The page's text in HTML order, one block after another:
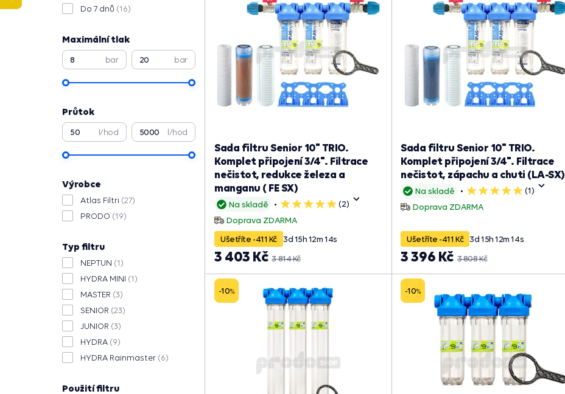
Do 7 dnů (16)
Maximální tlak
bar bar
Průtok
l/hod l/hod
Výrobce
Atlas Filtri (27)
PRODO (19)
Typ filtru
NEPTUN (1)
HYDRA MINI (1)
MASTER (3)
SENIOR (23)
JUNIOR (3)
HYDRA (9)
HYDRA Rainmaster (6)
Použití filtru
Na skladě
5
hvězdiček
(2)
Doprava ZDARMA
Sada filtru Senior 10" TRIO.
Komplet připojení 3/4". Filtrace
nečistot, redukce železa a
manganu ( FE SX)
Ušetříte -411 Kč 3d15h12m13s
3 814 Kč
3 403 Kč
Na skladě
5
hvězdiček
(1)
Doprava ZDARMA
Sada filtru Senior 10" TRIO.
Komplet připojení 3/4". Filtrace
nečistot, zápachu a chuti (LA-SX)
Ušetříte -411 Kč 3d15h 12m 13s
3 808 Kč
3 396 Kč
-10% -10%